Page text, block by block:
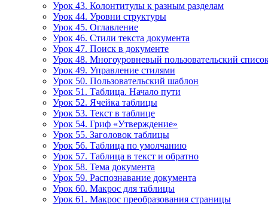
Урок 43. Колонтитулы к разным разделам
Урок 44. Уровни структуры
Урок 45. Оглавление
Урок 46. Стили текста документа
Урок 47. Поиск в документе
Урок 48. Многоуровневый пользовательский
Урок 49. Управление стилями
Урок 50. Пользовательский шаблон
Урок 51. Таблица. Начало пути
Урок 52. Ячейка таблицы
Урок 53. Текст в таблице
Урок 54. Гриф «Утверждение»
Урок 55. Заголовок таблицы
Урок 56. Таблица по умолчанию
Урок 57. Таблица в текст и обратно
Урок 58. Тема документа
Урок 59. Распознавание документа
Урок 60. Макрос для таблицы
Урок 61. Макрос преобразования страницы